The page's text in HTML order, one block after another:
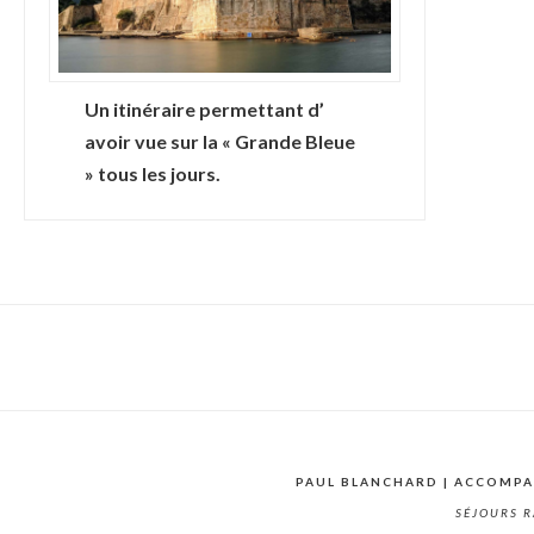
Un itinéraire permettant d’
avoir vue sur la « Grande Bleue
» tous les jours.
PAUL BLANCHARD |
SÉJOURS